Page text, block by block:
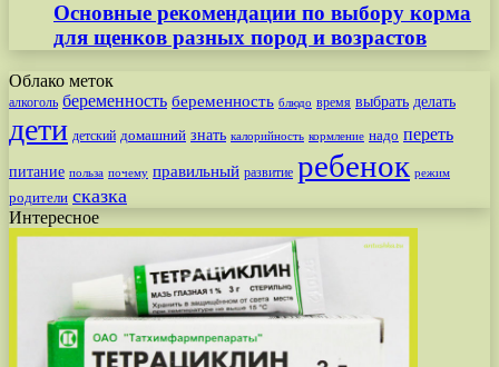
Основные рекомендации по выбору корма
для щенков разных пород и возрастов
Облако меток
алкоголь беременность беременность блюдо время выбрать делать
дети детский домашний знать калорийность кормление надо переть
питание польза почему правильный развитие ребенок режим
родители сказка
Интересное